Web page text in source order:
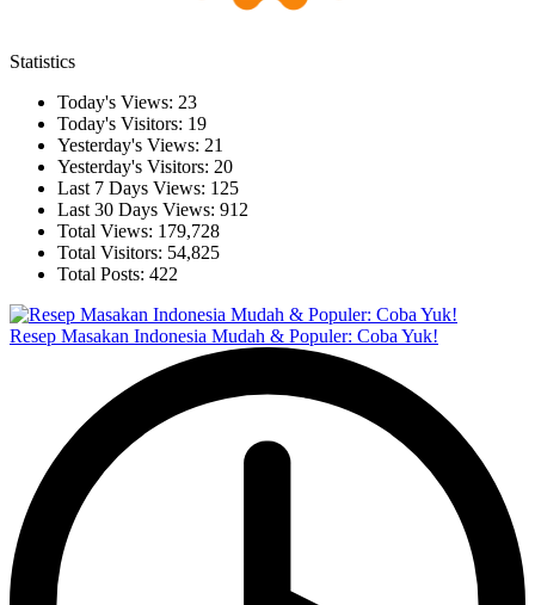
Statistics
Today's Views: 23
Today's Visitors: 19
Yesterday's Views: 21
Yesterday's Visitors: 20
Last 7 Days Views: 125
Last 30 Days Views: 912
Total Views: 179,728
Total Visitors: 54,825
Total Posts: 422
Resep Masakan Indonesia Mudah & Populer: Coba Yuk!